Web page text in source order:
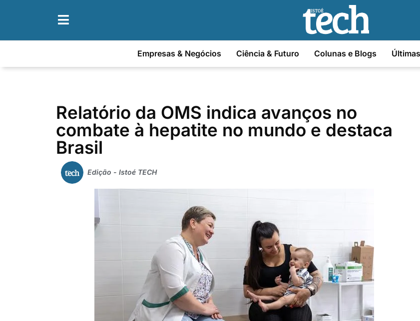
Empresas & Negócios Ciência & Futuro Colunas e Blogs
Relatório da OMS indica avanços no
combate à hepatite no mundo e destaca
Brasil
Edição - Istoé TECH